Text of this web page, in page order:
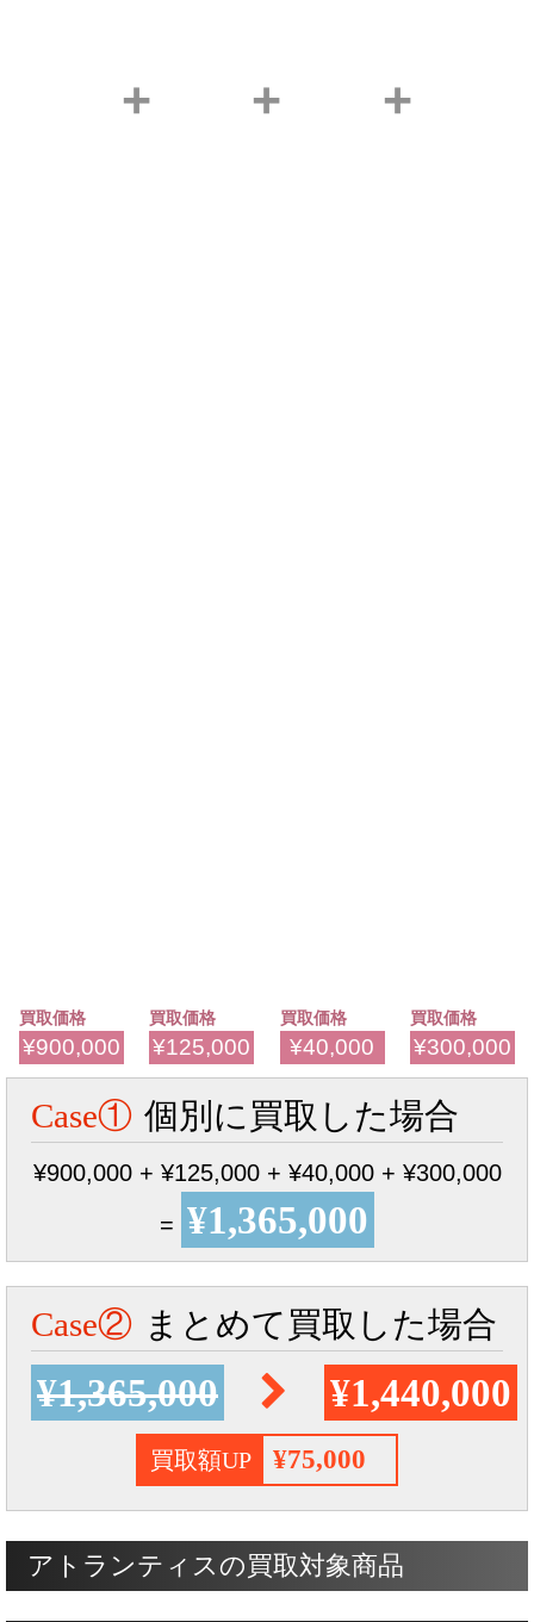
買取価格
¥900,000
買取価格
¥125,000
買取価格
¥40,000
買取価格
¥300,000
Case① 個別に買取した場合
¥900,000 + ¥125,000 + ¥40,000 + ¥300,000
= ¥1,365,000
Case② まとめて買取した場合
¥1,365,000 ¥1,440,000
買取額UP ¥75,000
アトランティスの買取対象商品